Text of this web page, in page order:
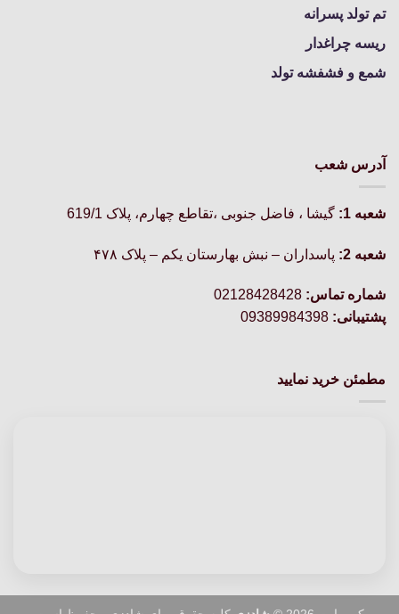
تم تولد پسرانه
ریسه چراغدار
شمع و فشفشه تولد
آدرس شعب
شعبه 1: گيشا ، فاضل جنوبی ،تقاطع چهارم، پلاک 619/1
شعبه 2: پاسداران – نبش بهارستان یکم – پلاک ۴۷۸
شماره تماس:
پشتیبانی:
مطمئن خرید نمایید